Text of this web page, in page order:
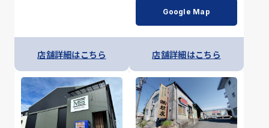
店舗詳細はこちら
Google Map
店舗詳細はこちら